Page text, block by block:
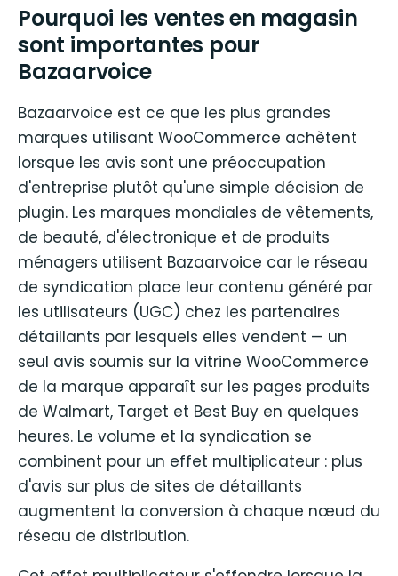
Pourquoi les ventes en magasin
sont importantes pour
Bazaarvoice
Bazaarvoice est ce que les plus grandes
marques utilisant WooCommerce achètent
lorsque les avis sont une préoccupation
d'entreprise plutôt qu'une simple décision de
plugin. Les marques mondiales de vêtements,
de beauté, d'électronique et de produits
ménagers utilisent Bazaarvoice car le réseau
de syndication place leur contenu généré par
les utilisateurs (UGC) chez les partenaires
détaillants par lesquels elles vendent — un
seul avis soumis sur la vitrine WooCommerce
de la marque apparaît sur les pages produits
de Walmart, Target et Best Buy en quelques
heures. Le volume et la syndication se
combinent pour un effet multiplicateur : plus
d'avis sur plus de sites de détaillants
augmentent la conversion à chaque nœud du
réseau de distribution.